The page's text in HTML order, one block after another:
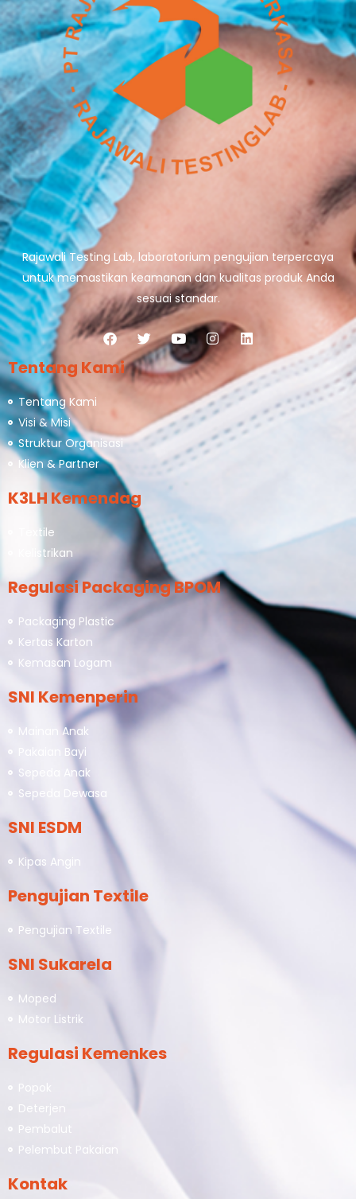
Rajawali Testing Lab, laboratorium pengujian terpercaya
untuk memastikan keamanan dan kualitas produk Anda
sesuai standar.
Tentang Kami
Tentang Kami
Visi & Misi
Struktur Organisasi
Klien & Partner
K3LH Kemendag
Textile
Kelistrikan
Regulasi Packaging BPOM
Packaging Plastic
Kertas Karton
Kemasan Logam
SNI Kemenperin
Mainan Anak
Pakaian Bayi
Sepeda Anak
Sepeda Dewasa
SNI ESDM
Kipas Angin
Pengujian Textile
Pengujian Textile
SNI Sukarela
Moped
Motor Listrik
Regulasi Kemenkes
Popok
Deterjen
Pembalut
Pelembut Pakaian
Kontak